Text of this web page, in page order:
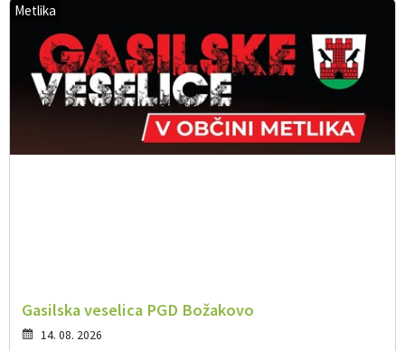
Metlika
Gasilska veselica PGD Božakovo
14. 08. 2026